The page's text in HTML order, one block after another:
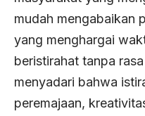
mudah mengabaikan
yang menghargai
beristirahat tanpa
menyadari bahwa
peremajaan,